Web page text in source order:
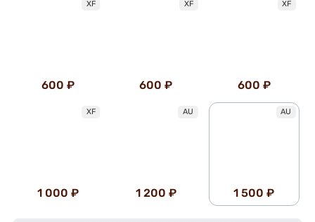
XF
600 ₽
XF
600 ₽
XF
600 ₽
XF
1 000 ₽
AU
1 200 ₽
AU
1 500 ₽